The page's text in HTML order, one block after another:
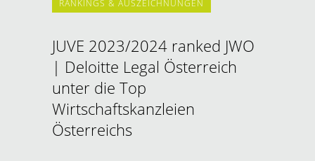
RANKINGS & AUSZEICHNUNGEN
JUVE 2023/2024 ranked JWO
| Deloitte Legal Österreich
unter die Top
Wirtschaftskanzleien
Österreichs